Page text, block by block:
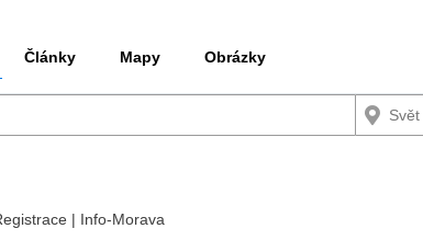
Články Mapy Obrázky
| Info-Morava